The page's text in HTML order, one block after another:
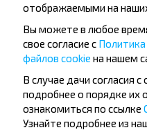
Ялта
Минск
Ялта
Могилёв
отображаемыми на
Вы можете в любое
свое согласие с
файлов cookie на нашем
В случае дачи согласия
подробнее о порядке их
ознакомиться по ссылке
Узнайте подробнее из